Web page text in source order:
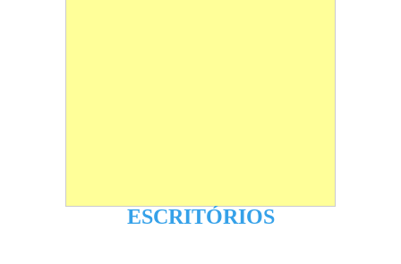
ESCRITÓRIOS